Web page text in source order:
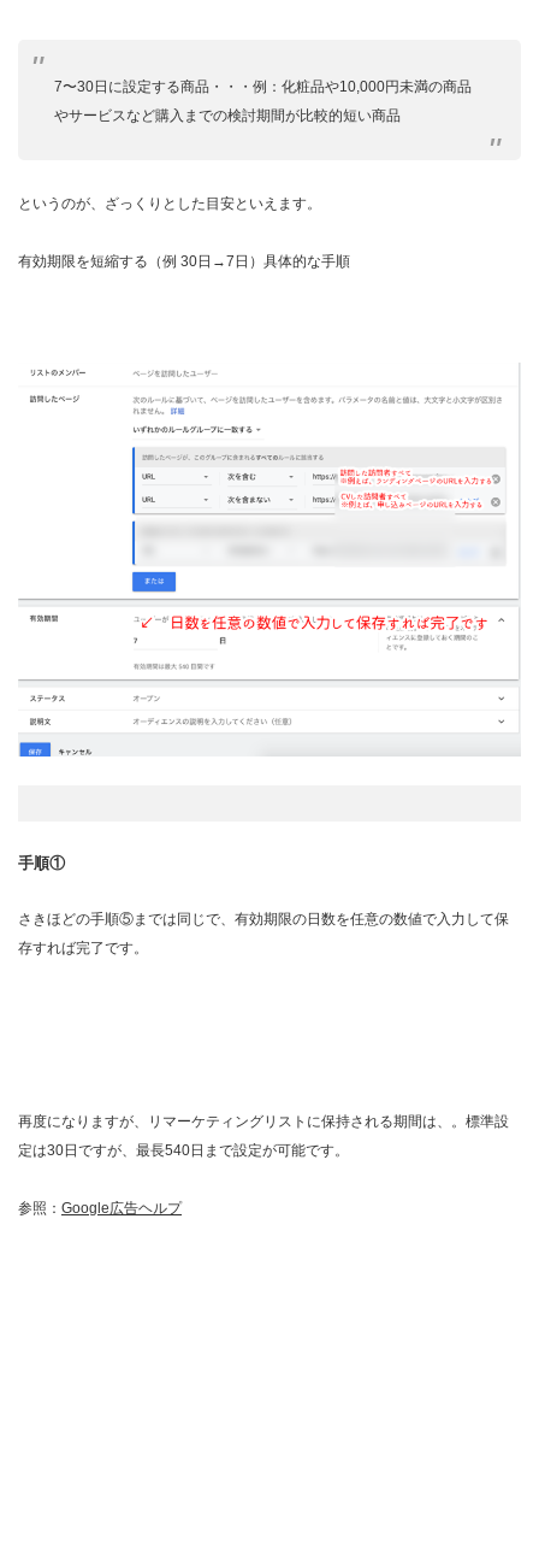
7〜30日に設定する商品・・・例：化粧品や10,000円未満の商品
やサービスなど購入までの検討期間が比較的短い商品
というのが、ざっくりとした目安といえます。
有効期限を短縮する（例 30日→7日）具体的な手順
手順①
さきほどの手順⑤までは同じで、有効期限の日数を任意の数値で入力して保
存すれば完了です。
再度になりますが、リマーケティングリストに保持される期間は、。標準設
定は30日ですが、最長540日まで設定が可能です。
参照： Google広告ヘルプ